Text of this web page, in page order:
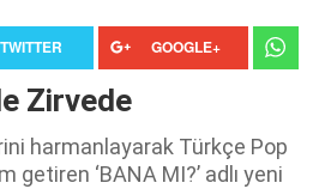
TWITTER GOOGLE+
Zirvede
harmanlayarak Türkçe Pop
getiren ‘BANA MI?’ adlı yeni